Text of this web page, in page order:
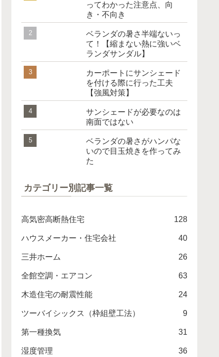
ってわかった注意点、向
き・不向き
ベランダの暑さ半端ないっ
て！【縮まない熱に強いベ
ランダサンダル】
カーポートにサンシェード
を付ける際に行った工夫
【強風対策】
サンシェードが必要なのは
南面ではない
ベランダの暑さがハンパな
いので目玉焼きを作ってみ
た
カテゴリー別記事一覧
高気密高断熱住宅 128
ハウスメーカー・住宅会社 40
三井ホーム 26
全館空調・エアコン 63
木造住宅の耐震性能 24
ツーバイシックス（枠組壁工法） 9
第一種換気 31
湿度管理 36